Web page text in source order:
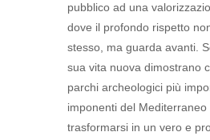
pubblico ad una
dove il profondo rispetto
stesso, ma guarda avanti.
sua vita nuova dimostrano
parchi archeologici più
imponenti del Mediterraneo
trasformarsi in un vero e